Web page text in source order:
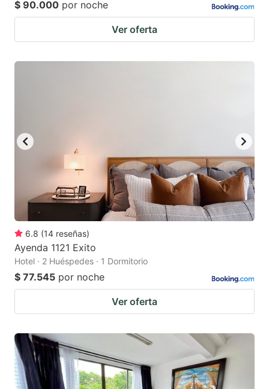
$ 90.000 por noche
Ver oferta
6.8 (14 reseñas)
Ayenda 1121 Exito
Hotel · 2 Huéspedes · 1 Dormitorio
$ 77.545 por noche
Ver oferta